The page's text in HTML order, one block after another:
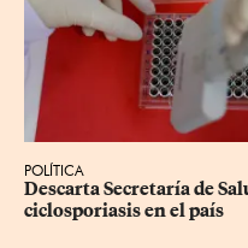
POLÍTICA
Descarta Secretaría de
ciclosporiasis en el país